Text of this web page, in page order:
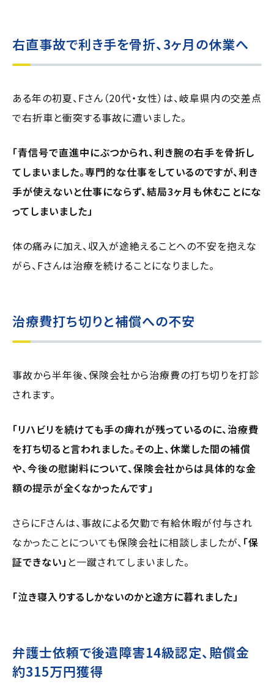
右直事故で利き手を骨折、3ヶ月の休業へ
ある年の初夏、Fさん（20代・女性）は、岐阜県内の交差点
で右折車と衝突する事故に遭いました。
「青信号で直進中にぶつかられ、利き腕の右手を骨折し
てしまいました。専門的な仕事をしているのですが、利き
手が使えないと仕事にならず、結局3ヶ月も休むことにな
ってしまいました」
体の痛みに加え、収入が途絶えることへの不安を抱えな
がら、Fさんは治療を続けることになりました。
治療費打ち切りと補償への不安
事故から半年後、保険会社から治療費の打ち切りを打診
されます。
「リハビリを続けても手の痺れが残っているのに、治療費
を打ち切ると言われました。その上、休業した間の補償
や、今後の慰謝料について、保険会社からは具体的な金
額の提示が全くなかったんです」
さらにFさんは、事故による欠勤で有給休暇が付与され
なかったことについても保険会社に相談しましたが、 「保
証できない」 と一蹴されてしまいました。
「泣き寝入りするしかないのかと途方に暮れました」
弁護士依頼で後遺障害14級認定、賠償金
約315万円獲得